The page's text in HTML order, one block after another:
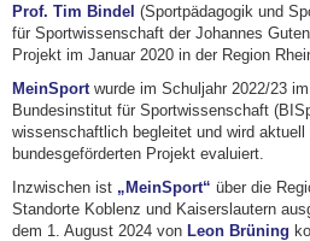
Prof. Tim Bindel (Sportpädagogik und
für Sportwissenschaft der Johannes
Projekt im Januar 2020 in der Region
MeinSport wurde im Schuljahr 2022/23
Bundesinstitut für Sportwissenschaft
wissenschaftlich begleitet und wird aktuell
bundesgeförderten Projekt evaluiert.
Inzwischen ist „MeinSport“ über die
Standorte Koblenz und Kaiserslautern
dem 1. August 2024 von Leon Brüning